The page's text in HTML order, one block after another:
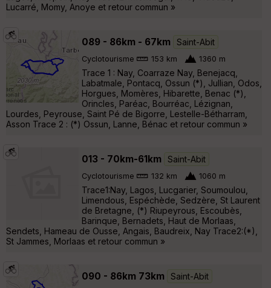
Lucarré, Momy, Anoye et retour commun »
089 - 86km - 67km Saint-Abit
Cyclotourisme 153 km 1360 m
Trace 1 : Nay, Coarraze Nay, Benejacq,
Labatmale, Pontacq, Ossun (*), Jullian, Odos,
Horgues, Momères, Hibarette, Benac (*),
Orincles, Paréac, Bourréac, Lézignan,
Lourdes, Peyrouse, Saint Pé de Bigorre, Lestelle-Bétharram,
Asson Trace 2 : (*) Ossun, Lanne, Bénac et retour commun »
013 - 70km-61km Saint-Abit
Cyclotourisme 132 km 1060 m
Trace1:Nay, Lagos, Lucgarier, Soumoulou,
Limendous, Espéchède, Sedzère, St Laurent
de Bretagne, (*) Riupeyrous, Escoubès,
Barinque, Bernadets, Haut de Morlaas,
Sendets, Hameau de Ousse, Angais, Baudreix, Nay Trace2:(*),
St Jammes, Morlaas et retour commun »
090 - 86km 73km Saint-Abit